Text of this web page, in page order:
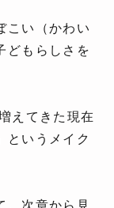
こい（かわい
どもらしさを
えてきた現在
というメイク